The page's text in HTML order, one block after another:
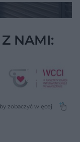
NAMI: